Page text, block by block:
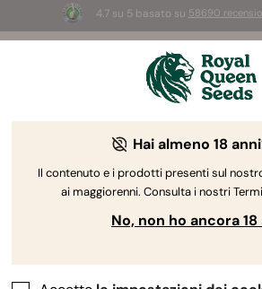
4.7 su 5 basato su 58690
3 semi White Widow Auto
The RQS
Hai almeno 18
Il contenuto e i prodotti presenti sul
ai maggiorenni. Consulta i nostri
No, non ho ancora 18